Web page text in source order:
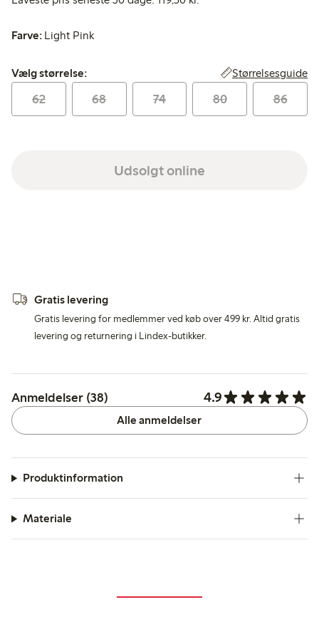
Farve: Light Pink
Vælg størrelse:
Vælg størrelse: Størrelsesguide
62 68 74 80 86
Udsolgt online
Gratis levering
Gratis levering for medlemmer ved køb over 499 kr. Altid gratis
levering og returnering i Lindex-butikker.
Anmeldelser (38) 4.9
Alle anmeldelser
Produktinformation
Materiale